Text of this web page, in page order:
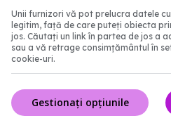
Unii furnizori vă pot prelucra datele
legitim, față de care puteți obiecta
jos. Căutați un link în partea de jos a
sau a vă retrage consimțământul în
cookie-uri.
Gestionați opțiunile